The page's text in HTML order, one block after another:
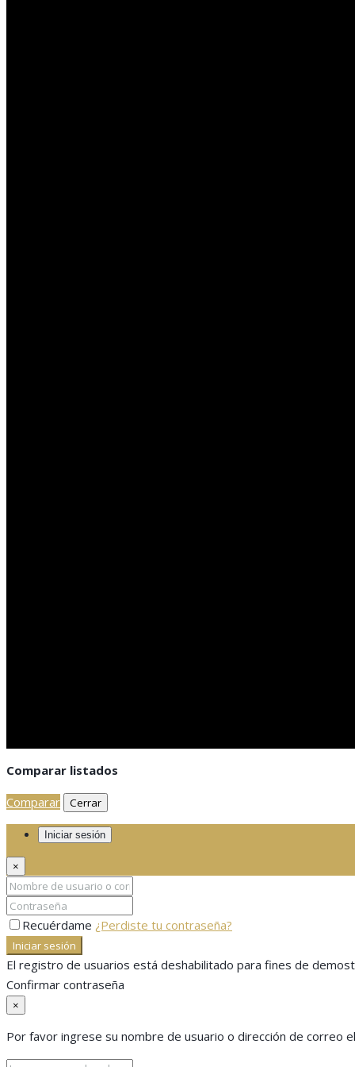
Comparar listados
Comparar
Cerrar
Iniciar sesión
×
Recuérdame ¿Perdiste tu contraseña?
Iniciar sesión
El registro de usuarios está deshabilitado para fines de
Confirmar contraseña
×
Por favor ingrese su nombre de usuario o dirección de correo